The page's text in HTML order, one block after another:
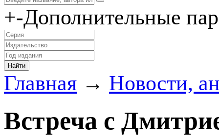
+-Дополнительные
Главная → Новости,
Встреча с